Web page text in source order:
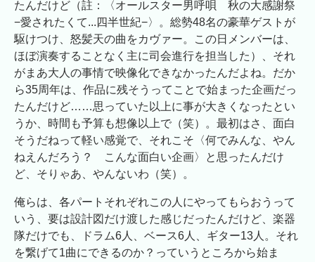
たんだけど（註：〈オールスター男呼唄 秋の大感謝祭
−愛されたくて...四半世紀−〉。総勢48名の豪華ゲストが
駆けつけ、怒髪天の曲をカヴァー。この日メンバーは、
ほぼ演奏することなく主に司会進行を担当した）、それ
がまあ大人の事情で映像化できなかったんだよね。だか
ら35周年は、作品に残そうってことで始まった企画だっ
たんだけど……思っていた以上に事が大きくなったとい
うか、時間も予算も想像以上で（笑）。最初はさ、面白
そうだねって軽い感覚で、それこそ〈何でみんな、やん
ねえんだろう？ こんな面白い企画〉と思ったんだけ
ど、そりゃあ、やんないわ（笑）。
俺らは、各パートそれぞれこの人にやってもらおうって
いう、要は設計図だけ渡した感じだったんだけど、楽器
隊だけでも、ドラム6人、ベース6人、ギター13人。それ
を繋げて1曲にできるのか？っていうところから始ま